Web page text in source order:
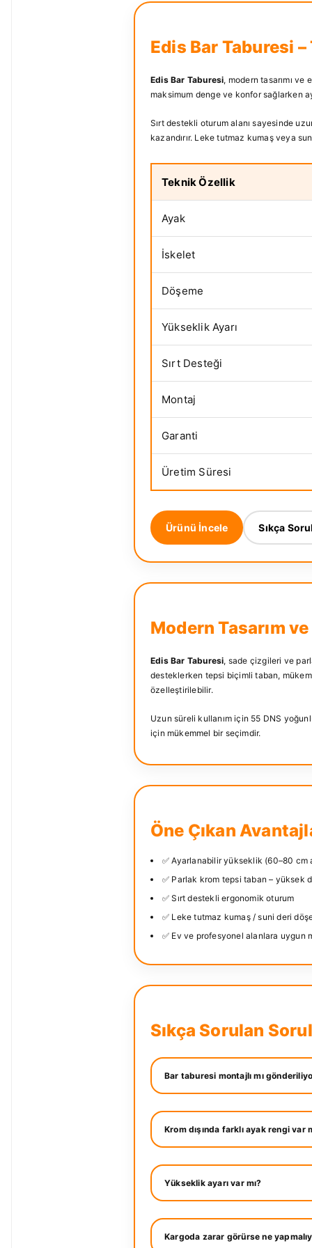
Edis Bar Taburesi
Edis Bar Taburesi, modern tasarımı ve
maksimum denge ve konfor sağlarken
Sırt destekli oturum alanı sayesinde
kazandırır. Leke tutmaz kumaş veya
Teknik Özellik
Ayak
İskelet
Döşeme
Yükseklik Ayarı
Sırt Desteği
Montaj
Garanti
Üretim Süresi
Ürünü İncele Sıkça
Modern Tasarım
Edis Bar Taburesi, sade çizgileri ve
desteklerken tepsi biçimli taban,
özelleştirilebilir.
Uzun süreli kullanım için 55 DNS
için mükemmel bir seçimdir.
Öne Çıkan
✅ Ayarlanabilir yükseklik (60–80 cm
✅ Parlak krom tepsi taban – yüksek
✅ Sırt destekli ergonomik oturum
✅ Leke tutmaz kumaş / suni deri
✅ Ev ve profesyonel alanlara uygun
Sıkça Sorulan
Bar taburesi montajlı mı
Krom dışında farklı ayak rengi var
Yükseklik ayarı var mı?
Kargoda zarar görürse ne